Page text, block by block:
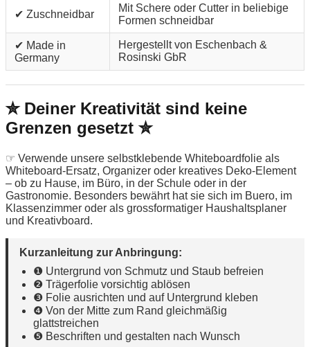
✔ Zuschneidbar
Mit Schere oder Cutter in beliebige
Formen schneidbar
✔ Made in
Germany
Hergestellt von Eschenbach &
Rosinski GbR
✮ Deiner Kreativität sind keine
Grenzen gesetzt ✮
☞ Verwende unsere selbstklebende Whiteboardfolie als
Whiteboard-Ersatz, Organizer oder kreatives Deko-Element
– ob zu Hause, im Büro, in der Schule oder in der
Gastronomie. Besonders bewährt hat sie sich im Buero, im
Klassenzimmer oder als grossformatiger Haushaltsplaner
und Kreativboard.
Kurzanleitung zur Anbringung:
❶ Untergrund von Schmutz und Staub befreien
❷ Trägerfolie vorsichtig ablösen
❸ Folie ausrichten und auf Untergrund kleben
❹ Von der Mitte zum Rand gleichmäßig
glattstreichen
❺ Beschriften und gestalten nach Wunsch